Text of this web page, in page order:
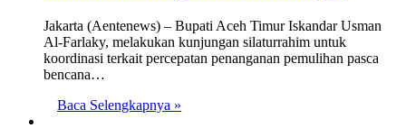
Jakarta (Aentenews) – Bupati Aceh Timur Iskandar Usman
Al-Farlaky, melakukan kunjungan silaturrahim untuk
koordinasi terkait percepatan penanganan pemulihan pasca
bencana…
Baca Selengkapnya »